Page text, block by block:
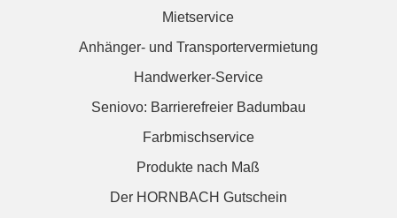
Mietservice
Anhänger- und Transportervermietung
Handwerker-Service
Seniovo: Barrierefreier Badumbau
Farbmischservice
Produkte nach Maß
Der HORNBACH Gutschein